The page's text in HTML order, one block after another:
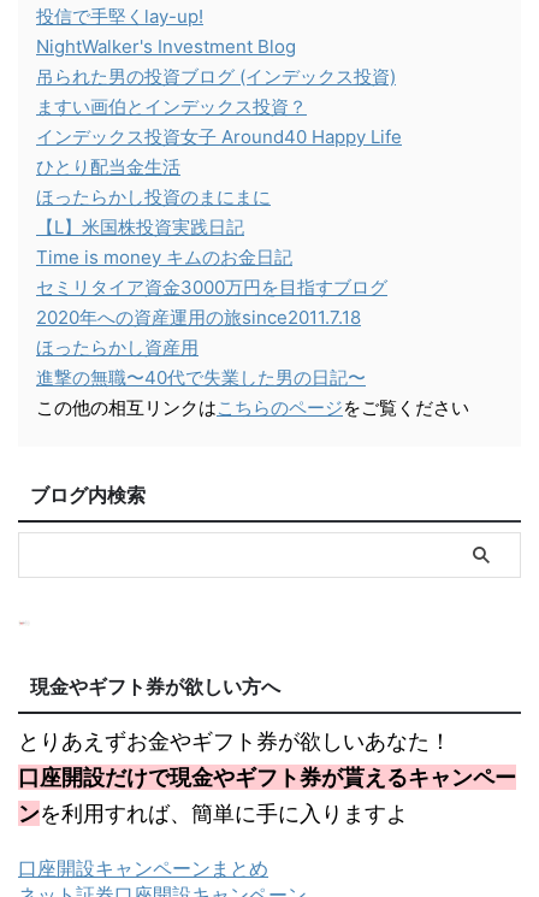
投信で手堅くlay-up!
NightWalker's Investment Blog
吊られた男の投資ブログ (インデックス投資)
ますい画伯とインデックス投資？
インデックス投資女子 Around40 Happy Life
ひとり配当金生活
ほったらかし投資のまにまに
【L】米国株投資実践日記
Time is money キムのお金日記
セミリタイア資金3000万円を目指すブログ
2020年への資産運用の旅since2011.7.18
ほったらかし資産用
進撃の無職〜40代で失業した男の日記〜
この他の相互リンクはこちらのページをご覧ください
ブログ内検索
現金やギフト券が欲しい方へ
とりあえずお金やギフト券が欲しいあなた！
口座開設だけで現金やギフト券が貰えるキャンペー
ンを利用すれば、簡単に手に入りますよ
口座開設キャンペーンまとめ